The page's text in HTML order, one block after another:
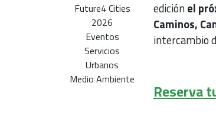
Future4 Cities
2026
Eventos
Servicios
Urbanos
Medio Ambiente
ediciónel
Caminos,
intercambio
Reserva